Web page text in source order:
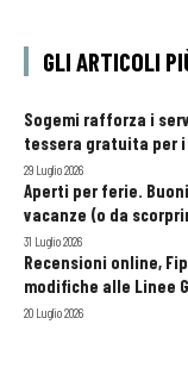
GLI ARTICOLI
Sogemi rafforza i
tessera gratuita per i
29 Luglio 2026
Aperti per ferie.
vacanze (o da
31 Luglio 2026
Recensioni online,
modifiche alle Linee
20 Luglio 2026